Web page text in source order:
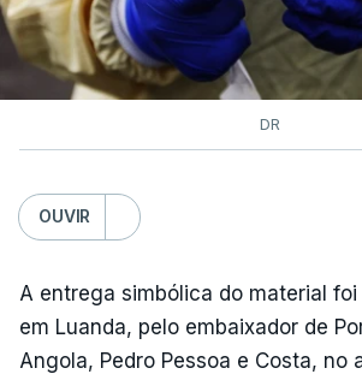
DR
OUVIR
A entrega simbólica do material
em Luanda, pelo embaixador de
Angola, Pedro Pessoa e Costa, no